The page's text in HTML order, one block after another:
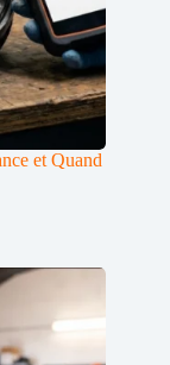
et Quand